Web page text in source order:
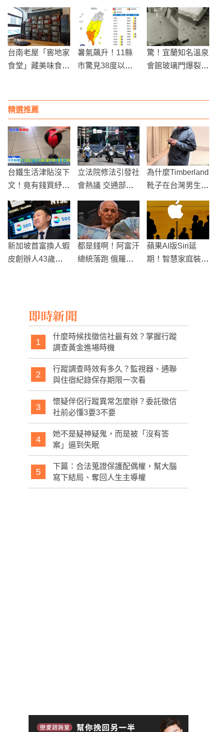
興禮金
台南老屋「窖地家
食堂」藏美味食
暑氣飆升！11縣
市驚見38度以上
驚！宜蘭知名溫泉
會館玻璃門爆裂，
精選推薦
台鐵生活津貼沒下
文！竟有錢買紓壓
立法院修法引發社
會熱議 交通部回
施
為什麼Timberland
靴子在台灣男生中
議“高矮”與“氣候”
因素
新加坡首富換人蝦
皮創辦人43歲李
都是錢啊！阿富汗
總統落跑 俄羅斯
蘋果AI版Siri延
期！智慧家庭裝置
即時新聞
1
什麼時候找徵信社最有效？掌握行蹤
調查黃金進場時機
2
行蹤調查時效有多久？監視器、通聯
與住宿紀錄保存期限一次看
3
懷疑伴侶行蹤異常怎麼辦？委託徵信
社前必懂3要3不要
4
她不是疑神疑鬼，而是被「沒有答
案」逼到失眠
5
下篇：合法蒐證保護配偶權，幫大腦
寫下結局、奪回人生主導權